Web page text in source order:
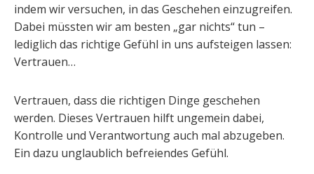
indem wir versuchen, in das Geschehen einzugreifen.
Dabei müssten wir am besten „gar nichts“ tun –
lediglich das richtige Gefühl in uns aufsteigen lassen:
Vertrauen…
Vertrauen, dass die richtigen Dinge geschehen
werden. Dieses Vertrauen hilft ungemein dabei,
Kontrolle und Verantwortung auch mal abzugeben.
Ein dazu unglaublich befreiendes Gefühl.